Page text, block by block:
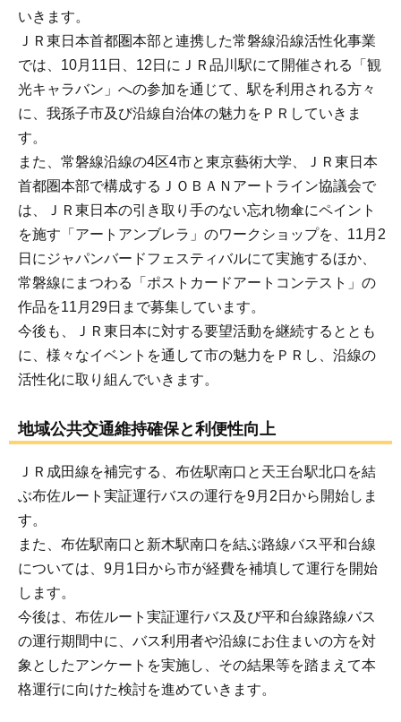
いきます。
ＪＲ東日本首都圏本部と連携した常磐線沿線活性化事業
では、10月11日、12日にＪＲ品川駅にて開催される「観
光キャラバン」への参加を通じて、駅を利用される方々
に、我孫子市及び沿線自治体の魅力をＰＲしていきま
す。
また、常磐線沿線の4区4市と東京藝術大学、ＪＲ東日本
首都圏本部で構成するＪＯＢＡＮアートライン協議会で
は、ＪＲ東日本の引き取り手のない忘れ物傘にペイント
を施す「アートアンブレラ」のワークショップを、11月2
日にジャパンバードフェスティバルにて実施するほか、
常磐線にまつわる「ポストカードアートコンテスト」の
作品を11月29日まで募集しています。
今後も、ＪＲ東日本に対する要望活動を継続するととも
に、様々なイベントを通して市の魅力をＰＲし、沿線の
活性化に取り組んでいきます。
地域公共交通維持確保と利便性向上
ＪＲ成田線を補完する、布佐駅南口と天王台駅北口を結
ぶ布佐ルート実証運行バスの運行を9月2日から開始しま
す。
また、布佐駅南口と新木駅南口を結ぶ路線バス平和台線
については、9月1日から市が経費を補填して運行を開始
します。
今後は、布佐ルート実証運行バス及び平和台線路線バス
の運行期間中に、バス利用者や沿線にお住まいの方を対
象としたアンケートを実施し、その結果等を踏まえて本
格運行に向けた検討を進めていきます。